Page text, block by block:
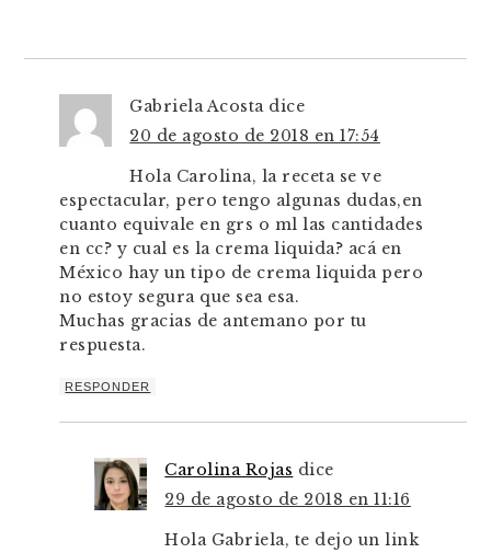
Gabriela Acosta dice
20 de agosto de 2018 en 17:54
Hola Carolina, la receta se ve
espectacular, pero tengo algunas dudas,en
cuanto equivale en grs o ml las cantidades
en cc? y cual es la crema liquida? acá en
México hay un tipo de crema liquida pero
no estoy segura que sea esa.
Muchas gracias de antemano por tu
respuesta.
RESPONDER
Carolina Rojas dice
29 de agosto de 2018 en 11:16
Hola Gabriela, te dejo un link